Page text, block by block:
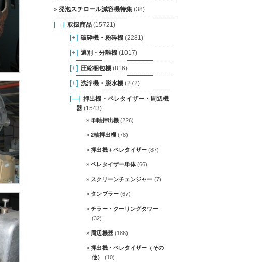
発泡スチロール減容機特集(38)
[—] 取扱商品(15721)
[+] 破砕機・粉砕機(2281)
[+] 選別・分離機(1017)
[+] 圧縮梱包機(816)
[+] 洗浄機・脱水機(272)
[—] 押出機・ペレタイザー・周辺機
器(1543)
単軸押出機(226)
2軸押出機(78)
押出機＋ペレタイザー(87)
ペレタイザー単体(66)
スクリーンチェンジャー(7)
タンブラー(67)
チラー・クーリングタワー
(32)
周辺機器(186)
押出機・ペレタイザー（その
他）
(10)